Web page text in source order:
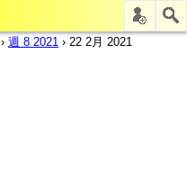
› 週 8 2021 › 22 2月 2021